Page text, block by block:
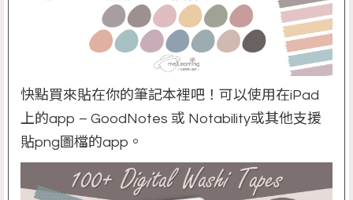
快點買來貼在你的筆記本裡吧！可以使用在iPad
上的app – GoodNotes 或 Notability或其他支援
貼png圖檔的app。